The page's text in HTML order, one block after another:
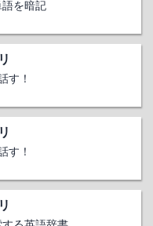
を暗記
す！
す！